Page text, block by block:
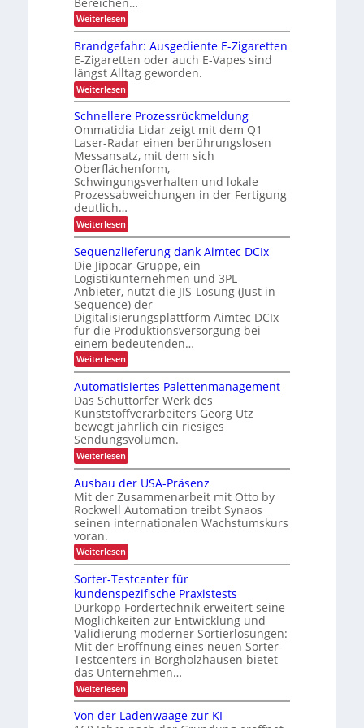
f
e
i
s
i
o
n
i
i
n
n
e
r
b
e
t
r
i
e
b
l
i
c
h
e
n
L
a
s
t
e
n
t
r
a
n
s
o
r
t
h
e
i
t
d
u
r
c
h
L
E
D
-
P
r
o
j
e
k
t
i
o
n
-
B
a
u
r
e
i
e
n
j
e
t
t
e
r
h
ä
t
l
i
c
h
Weiterlesen:
Z
u
v
e
r
l
ä
s
i
g
e
r
T
r
a
n
s
p
o
r
t
v
o
n
F
r
a
c
h
t
u
n
d
G
e
p
ä
c
k
Brandgefahr: Ausgediente E-Zigaretten
E-Zigaretten oder auch E-Vapes sind
längst Alltag geworden.
Weiterlesen:
B
a
n
d
g
e
f
a
h
r
:
A
u
s
g
e
d
i
e
n
t
e
E
-
Z
i
g
a
r
e
t
t
n
Schnellere Prozessrückmeldung
Ommatidia Lidar zeigt mit dem Q1
Laser-Radar einen berührungslosen
Messansatz, mit dem sich
Oberflächenform,
Schwingungsverhalten und lokale
Prozessabweichungen in der Fertigung
deutlich…
Weiterlesen:
S
c
h
n
e
l
e
r
e
P
r
o
z
e
s
s
r
ü
c
k
m
e
l
d
u
n
g
Sequenzlieferung dank Aimtec DCIx
Die Jipocar-Gruppe, ein
Logistikunternehmen und 3PL-
Anbieter, nutzt die JIS-Lösung (Just in
Sequence) der
Digitalisierungsplattform Aimtec DCIx
für die Produktionsversorgung bei
einem bedeutenden…
Weiterlesen:
S
q
u
e
n
z
l
i
e
f
e
r
u
n
d
a
n
k
A
i
m
t
e
c
D
C
I
x
Automatisiertes Palettenmanagement
Das Schüttorfer Werk des
Kunststoffverarbeiters Georg Utz
bewegt jährlich ein riesiges
Sendungsvolumen.
Weiterlesen:
A
u
t
o
m
a
i
s
i
e
r
t
e
s
P
a
l
e
t
t
e
n
Ausbau der USA-Präsenz
Mit der Zusammenarbeit mit Otto by
Rockwell Automation treibt Synaos
seinen internationalen Wachstumskurs
voran.
Weiterlesen:
A
s
b
a
u
d
e
r
U
S
A
-
r
Sorter-Testcenter für
kundenspezifische Praxistests
Dürkopp Fördertechnik erweitert seine
Möglichkeiten zur Entwicklung und
Validierung moderner Sortierlösungen:
Mit der Eröffnung eines neuen Sorter-
Testcenters in Borgholzhausen bietet
das Unternehmen…
Weiterlesen:
S
r
Von der Ladenwaage zur KI